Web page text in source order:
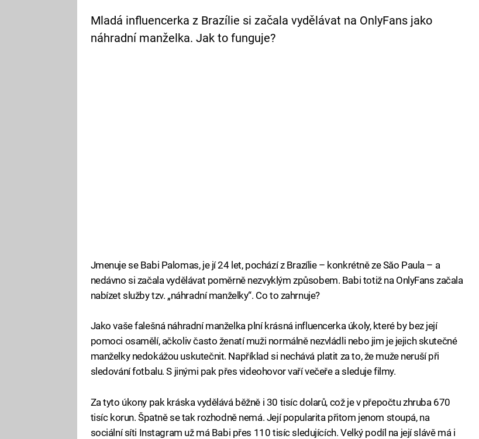
Mladá influencerka z Brazílie si začala vydělávat na OnlyFans jako
náhradní manželka. Jak to funguje?
Jmenuje se Babi Palomas, je jí 24 let, pochází z Brazílie – konkrétně ze Săo Paula – a
nedávno si začala vydělávat poměrně nezvyklým způsobem. Babi totiž na OnlyFans začala
nabízet služby tzv. „náhradní manželky“. Co to zahrnuje?
Jako vaše falešná náhradní manželka plní krásná influencerka úkoly, které by bez její
pomoci osamělí, ačkoliv často ženatí muži normálně nezvládli nebo jim je jejich skutečné
manželky nedokážou uskutečnit. Například si nechává platit za to, že muže neruší při
sledování fotbalu. S jinými pak přes videohovor vaří večeře a sleduje filmy.
Za tyto úkony pak kráska vydělává běžně i 30 tisíc dolarů, což je v přepočtu zhruba 670
tisíc korun. Špatně se tak rozhodně nemá. Její popularita přitom jenom stoupá, na
sociální síti Instagram už má Babi přes 110 tisíc sledujících. Velký podíl na její slávě má i